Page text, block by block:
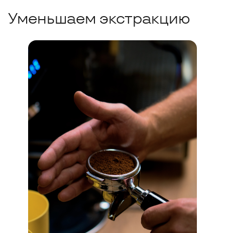
Уменьшаем экстракцию